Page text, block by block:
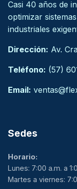
Casi 40 años de
optimizar
industriales
Dirección: Av.
Teléfono: (57)
Email:
Sedes
Horario:
Lunes: 7:00 a.m. a
Martes a viernes: